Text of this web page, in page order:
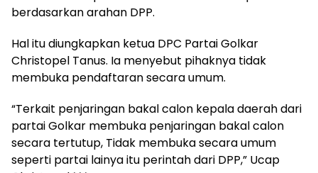
berdasarkan arahan DPP.
Hal itu diungkapkan ketua DPC Partai Golkar
Christopel Tanus. Ia menyebut pihaknya tidak
membuka pendaftaran secara umum.
“Terkait penjaringan bakal calon kepala daerah dari
partai Golkar membuka penjaringan bakal calon
secara tertutup, Tidak membuka secara umum
seperti partai lainya itu perintah dari DPP,” Ucap